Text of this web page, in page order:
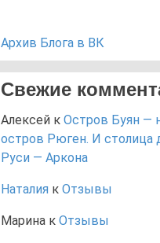
Архив Блога в ВК
Свежие
Алексей к Остров Буян —
остров Рюген. И столица
Руси — Аркона
Наталия к Отзывы
Марина к Отзывы